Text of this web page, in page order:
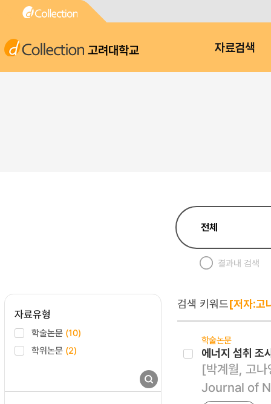
고려대학교 자료검색
결과내 검색
자료유형
학술논문 (10)
학위논문 (2)
검색 키워드[저자:고
학술논문
에너지 섭취 조
[박계월, 고
Journal of